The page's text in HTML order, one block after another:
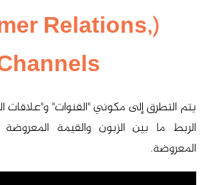
تواصل
معنا
Relations,
يتم التطرق إلى مكوني "القنوات" و"علاقات
الربط ما بين الزبون والقيمة
المعروضة.